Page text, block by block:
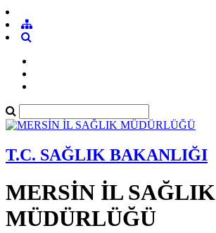
T.C. SAĞLIK BAKANLIĞI
MERSİN İL SAĞLIK
MÜDÜRLÜĞÜ